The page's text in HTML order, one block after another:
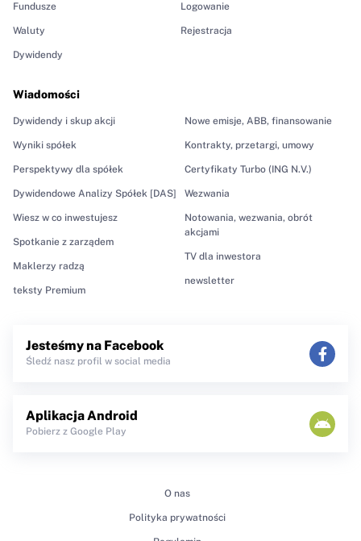
Fundusze
Waluty
Dywidendy
Wiadomości
Dywidendy i skup akcji
Wyniki spółek
Perspektywy dla spółek
Dywidendowe Analizy Spółek [DAS]
Wiesz w co inwestujesz
Spotkanie z zarządem
Maklerzy radzą
teksty Premium
Nowe emisje, ABB, finansowanie
Kontrakty, przetargi, umowy
Certyfikaty Turbo (ING N.V.)
Wezwania
Notowania, wezwania, obrót
akcjami
TV dla inwestora
newsletter
Logowanie
Rejestracja
Jesteśmy na Facebook
Śledź nasz profil w social media
Aplikacja Android
Pobierz z Google Play
O nas
Polityka prywatności